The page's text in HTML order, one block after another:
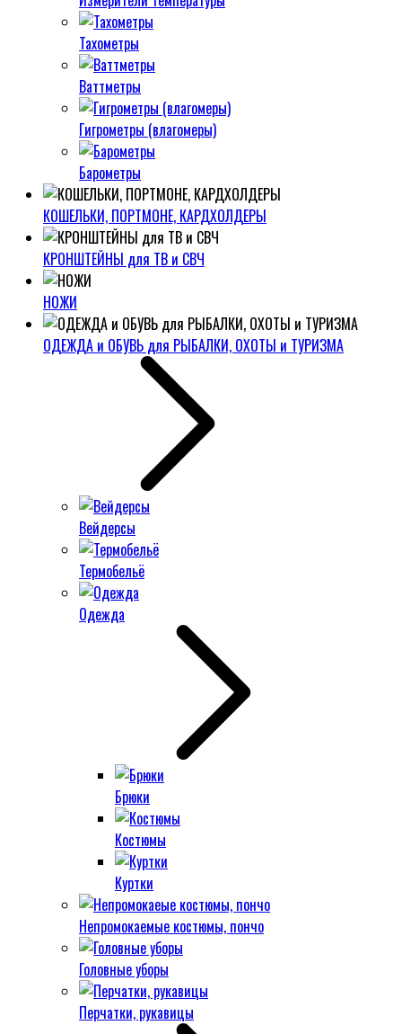
Тахометры
Ваттметры
Гигрометры (влагомеры)
Барометры
КОШЕЛЬКИ, ПОРТМОНЕ, КАРДХОЛДЕРЫ
КРОНШТЕЙНЫ для ТВ и СВЧ
НОЖИ
ОДЕЖДА и ОБУВЬ для РЫБАЛКИ, ОХОТЫ и ТУРИЗМА
Вейдерсы
Термобельё
Одежда
Брюки
Костюмы
Куртки
Непромокаемые костюмы, пончо
Головные уборы
Перчатки, рукавицы